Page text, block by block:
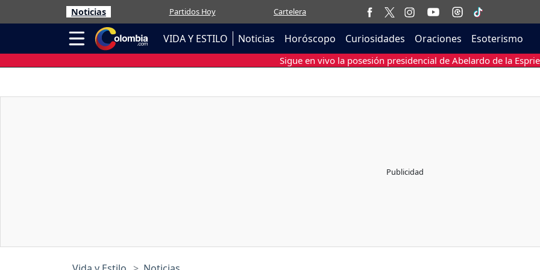
Noticias Partidos Hoy Cartelera
VIDA Y ESTILO Noticias Horóscopo Curiosidades Oraciones Esoterismo
Sigue en vivo la posesión presidencial de Abelardo de la